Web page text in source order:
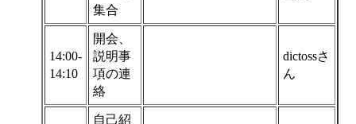
集合
14:00-
14:10
開会、
説明事
項の連
絡
dictossさ
ん
自己紹